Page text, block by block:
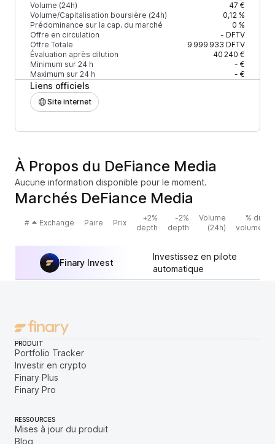
Volume (24h)
47 €
Volume/Capitalisation boursière (24h)
0,12 %
Prédominance sur la cap. du marché
0 %
Offre en circulation
- DFTV
Offre Totale
9 999 933 DFTV
Évaluation après dilution
40 240 €
Minimum sur 24 h
- €
Maximum sur 24 h
- €
Liens officiels
Site internet
À Propos du DeFiance Media
Aucune information disponible pour le moment.
Marchés DeFiance Media
# Exchange Paire Prix
+2%
depth
-2%
depth
Volume
(24h)
% du
volume
Finary Invest
Investissez en pilote
automatique
PRODUIT
Portfolio Tracker
Investir en crypto
Finary Plus
Finary Pro
RESSOURCES
Mises à jour du produit
Blog